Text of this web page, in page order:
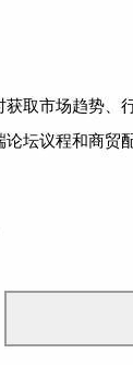
取市场趋势、
坛议程和商贸